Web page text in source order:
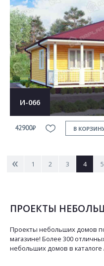
И-066
42900₽ В
< 1 2 3 4 5
ПРОЕКТЫ
Проекты небольших домов
магазине! Более 300
небольших домов в каталоге